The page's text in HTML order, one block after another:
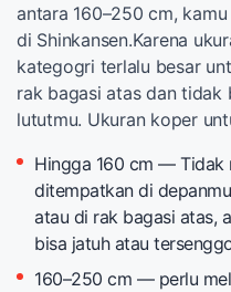
antara 160–250 cm,
di Shinkansen.Karena
kategogri terlalu besar
rak bagasi atas dan
lututmu. Ukuran koper
Hingga 160 cm — Tidak
ditempatkan di
atau di rak bagasi atas,
bisa jatuh atau
160–250 cm — perlu